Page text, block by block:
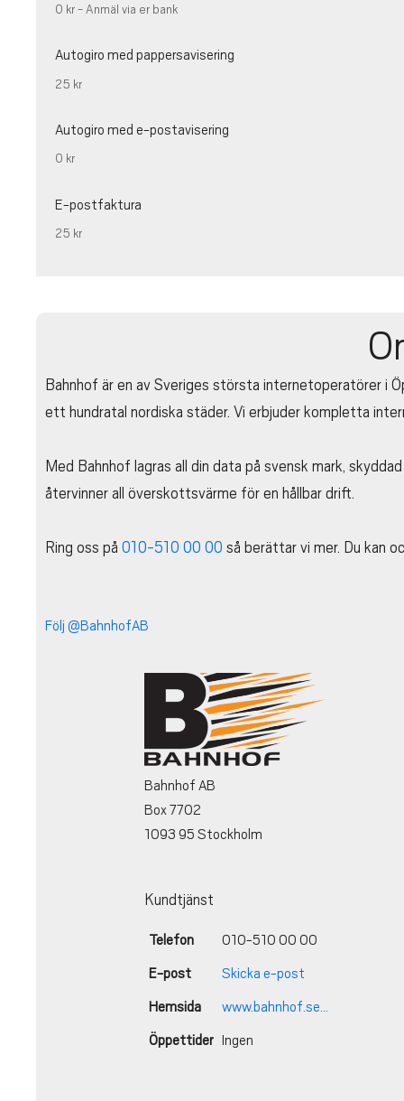
0 kr - Anmäl via er bank
Autogiro med pappersavisering
25 kr
Autogiro med e-postavisering
0 kr
E-postfaktura
25 kr
Bahnhof är en av Sveriges största internetoperatörer i
ett hundratal nordiska städer. Vi erbjuder kompletta
Med Bahnhof lagras all din data på svensk mark,
återvinner all överskottsvärme för en hållbar drift.
Ring oss på 010-510 00 00 så berättar vi mer. Du kan
Följ @BahnhofAB
Bahnhof AB
Box 7702
1093 95 Stockholm
Kundtjänst
Telefon 010-510 00 00
E-post Skicka e-post
Hemsida www.bahnhof.se...
Öppettider Ingen